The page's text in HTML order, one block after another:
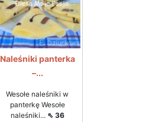
Naleśniki panterka
–...
Wesołe naleśniki w
panterkę Wesołe
naleśniki... ⇖ 36